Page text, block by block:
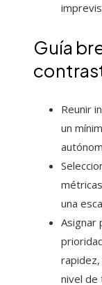
Guía
Reunir
un
una
Asignar
rapidez,
nivel de